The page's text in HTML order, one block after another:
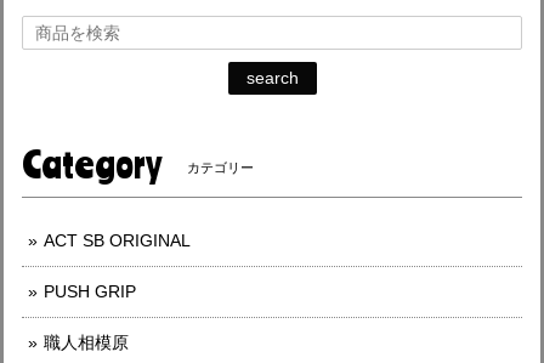
search
Category カテゴリー
ACT SB ORIGINAL
PUSH GRIP
職人相模原